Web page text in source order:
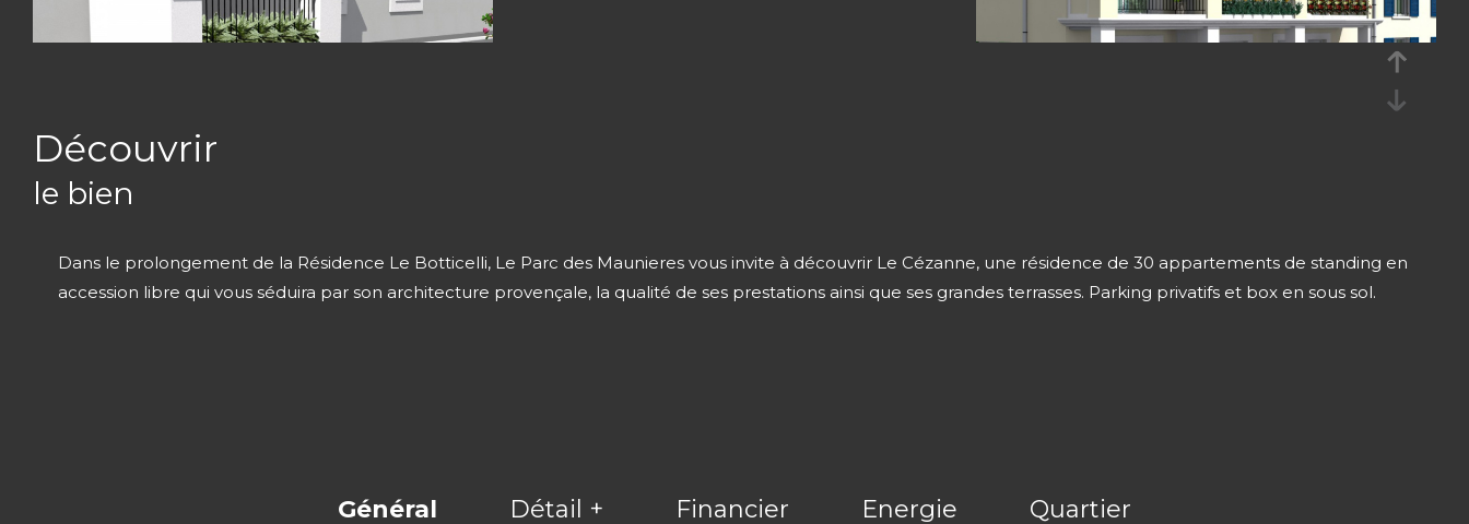
découvrir
le bien
Dans le prolongement de la Résidence Le Botticelli, Le Parc des Maunieres vous invite à découvrir Le Cézanne, une résidence de 30 appartements de standing en
accession libre qui vous séduira par son architecture provençale, la qualité de ses prestations ainsi que ses grandes terrasses. Parking privatifs et box en sous sol.
Général Détail + Financier Energie Quartier